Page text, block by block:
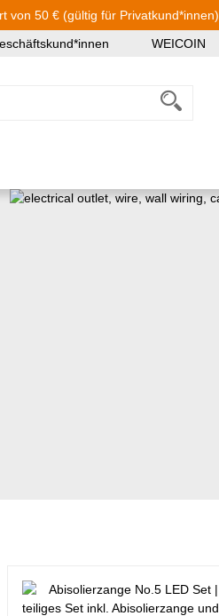
von 50 € (gültig für Privatkund*innen)
WEICOIN